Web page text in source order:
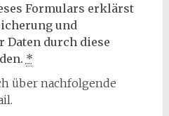
Formulars erklärst
und
Daten durch diese
*
über nachfolgende